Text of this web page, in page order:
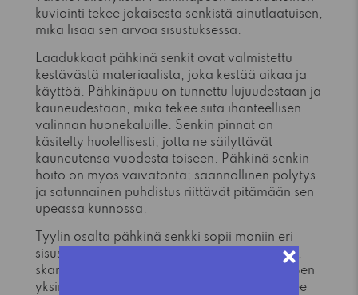
kuviointi tekee jokaisesta senkistä ainutlaatuisen,
mikä lisää sen arvoa sisustuksessa.
Laadukkaat pähkinä senkit ovat valmistettu
kestävästä materiaalista, joka kestää aikaa ja
käyttöä. Pähkinäpuu on tunnettu lujuudestaan ja
kauneudestaan, mikä tekee siitä ihanteellisen
valinnan huonekaluille. Senkin pinnat on
käsitelty huolellisesti, jotta ne säilyttävät
kauneutensa vuodesta toiseen. Pähkinä senkin
hoito on myös vaivatonta; säännöllinen pölytys
ja satunnainen puhdistus riittävät pitämään sen
upeassa kunnossa.
Tyylin osalta pähkinä senkki sopii moniin eri
sisustustyyleihin. Se voi täydentää modernia,
skandinaavista tai jopa klassista sisustusta. Sen
yksinkertainen, mutta elegantti muotoilu tekee